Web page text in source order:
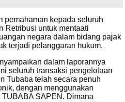
pemahaman kepada seluruh
Retribusi untuk mentaati
negara dalam bidang pajak
terjadi pelanggaran hukum.
dalam laporannya
seluruh transaksi pengelolaan
Tubaba telah secara penuh
dengan menggunakan
SAPEN. Dimana